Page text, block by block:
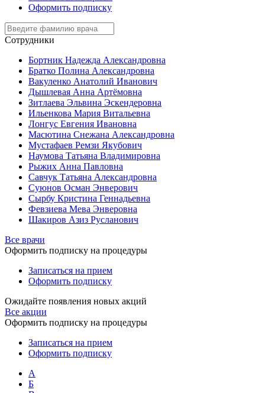
Оформить подписку
Сотрудники
Бортник Надежда Александровна
Братко Полина Александровна
Вакуленко Анатолий Иванович
Дышлевая Анна Артёмовна
Зитлаева Эльвина Эскендеровна
Ильенкова Мария Витальевна
Лонгус Евгения Ивановна
Масютина Снежана Александровна
Мустафаев Ремзи Якубович
Наумова Татьяна Владимировна
Рыжих Анна Павловна
Савчук Татьяна Александровна
Суюнов Осман Энверович
Сырбу Кристина Геннадьевна
Февзиева Мева Энверовна
Шакиров Азиз Русланович
Все врачи
Оформить подписку на процедуры
Записаться на прием
Оформить подписку
Ожидайте появления новых акций
Все акции
Оформить подписку на процедуры
Записаться на прием
Оформить подписку
А
Б